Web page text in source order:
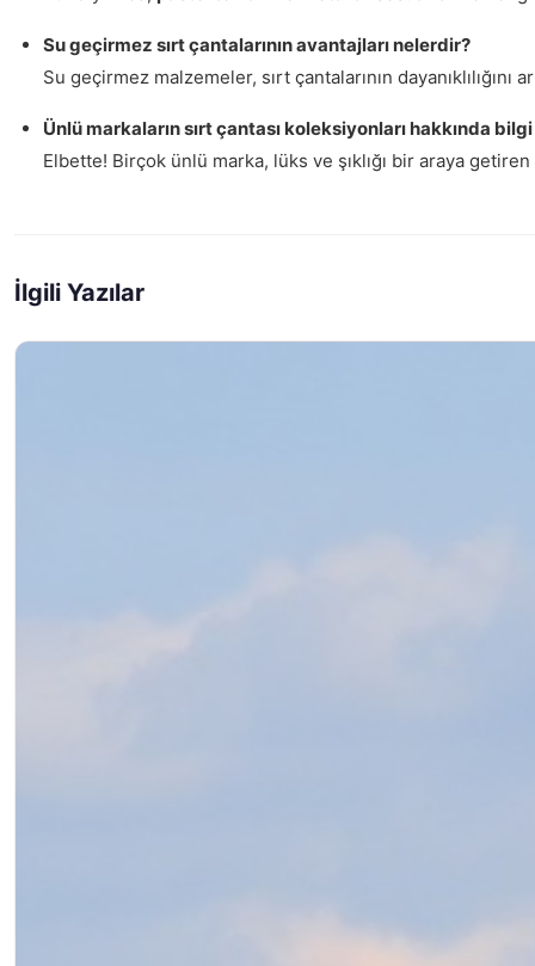
Su geçirmez sırt çantalarının avantajları nelerdir?
Su geçirmez malzemeler, sırt çantalarının
Ünlü markaların sırt çantası koleksiyonları hakkında
Elbette! Birçok ünlü marka, lüks ve şıklığı bir araya
İlgili Yazılar